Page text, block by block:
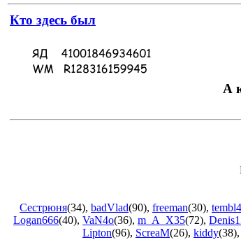
Кто здесь был
А
Сестрюня(34), badVlad(90), freeman(30), tembl4
Logan666(40), VaN4o(36), m_A_X35(72),
Lipton(96), ScreaM(26), kiddy(38),